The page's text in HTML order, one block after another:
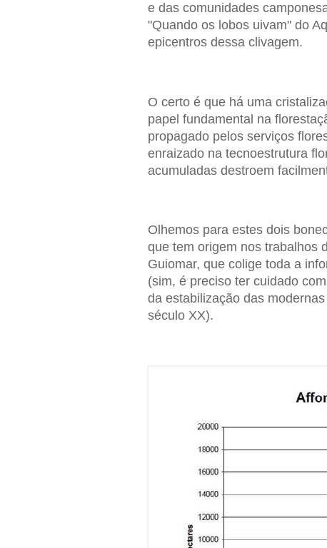
e das comunidades
"Quando os lobos uivam" do
epicentros dessa clivagem.
O certo é que há uma
papel fundamental na
propagado pelos serviços
enraizado na tecnoestrutura
acumuladas destroem
Olhemos para estes dois
que tem origem nos trabalhos
Guiomar, que colige toda a
(sim, é preciso ter cuidado
da estabilização das
século XX).